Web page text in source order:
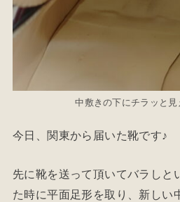
中敷きの下にチラッと見
今日、関東から届いた靴です♪
先に靴を送って頂いてバラしと
た時に平面足形を取り、新しい